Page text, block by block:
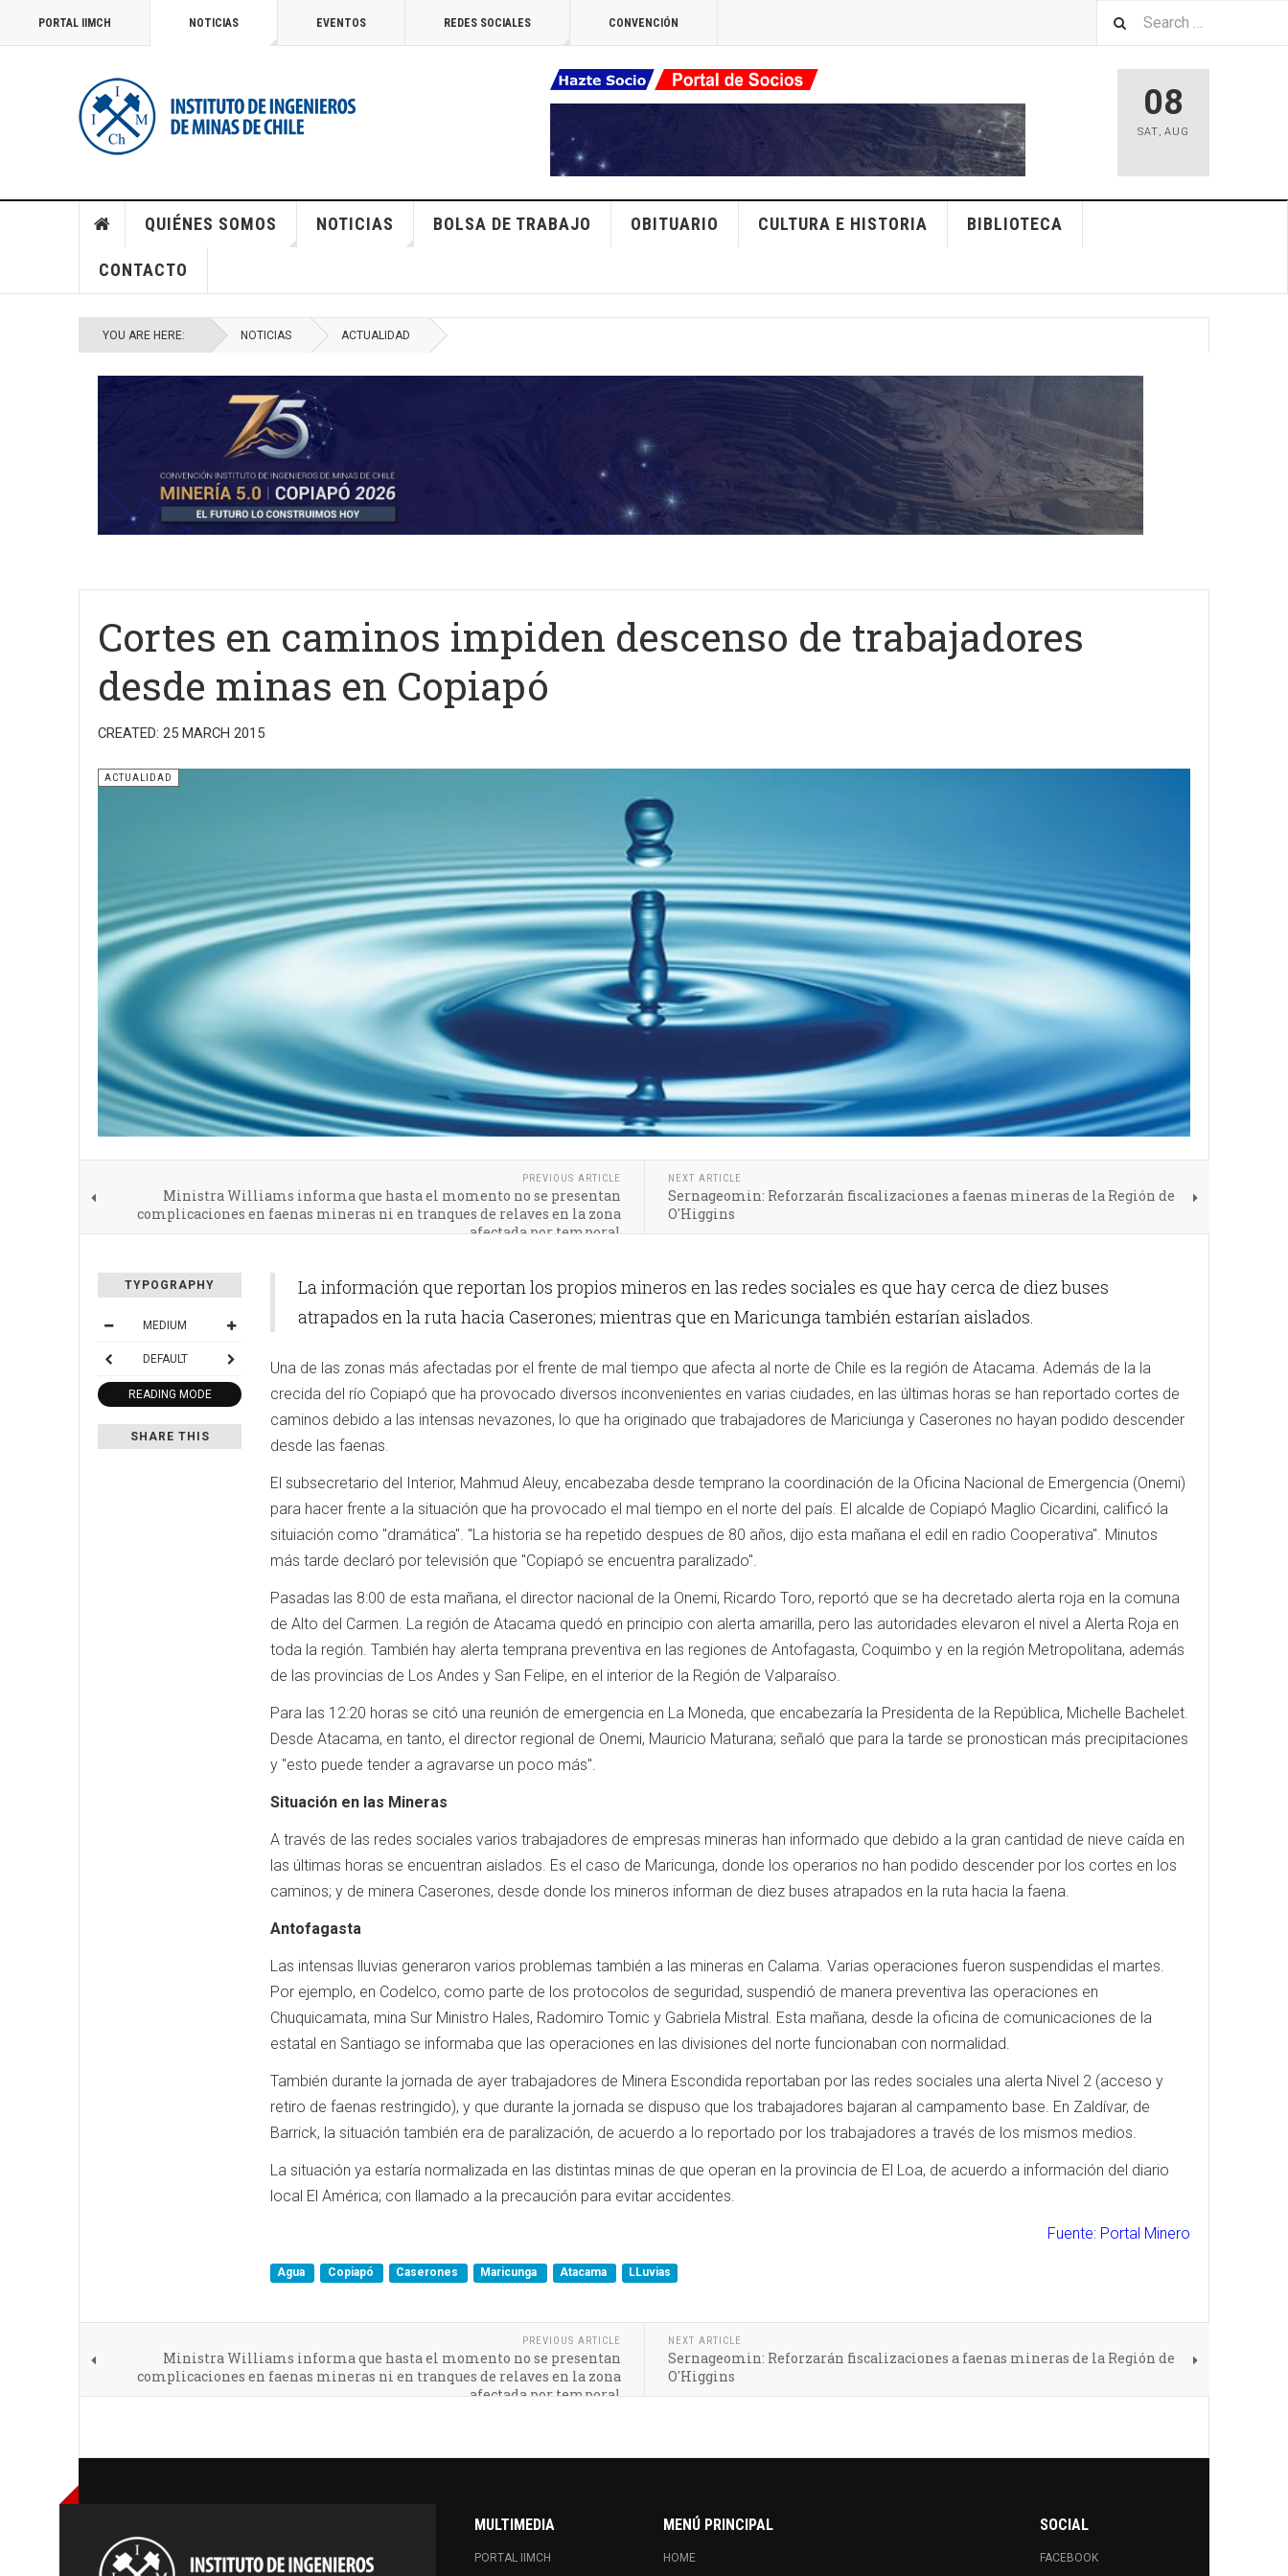
PORTAL IIMCH NOTICIAS EVENTOS REDES SOCIALES CONVENCIÓN
08
SAT, AUG
QUIÉNES SOMOS NOTICIAS BOLSA DE TRABAJO OBITUARIO CULTURA E HISTORIA BIBLIOTECA
CONTACTO
YOU ARE HERE: NOTICIAS ACTUALIDAD
Cortes en caminos impiden descenso de trabajadores
desde minas en Copiapó
CREATED: 25 MARCH 2015
ACTUALIDAD
PREVIOUS ARTICLE
Ministra Williams informa que hasta el momento no se presentan
complicaciones en faenas mineras ni en tranques de relaves en la zona
afectada por temporal
NEXT ARTICLE
Sernageomin: Reforzarán fiscalizaciones a faenas mineras de la Región de
O'Higgins
TYPOGRAPHY
MEDIUM
DEFAULT
READING MODE
SHARE THIS
La información que reportan los propios mineros en las redes sociales es que hay cerca de diez buses
atrapados en la ruta hacia Caserones; mientras que en Maricunga también estarían aislados.
Una de las zonas más afectadas por el frente de mal tiempo que afecta al norte de Chile es la región de Atacama. Además de la la
crecida del río Copiapó que ha provocado diversos inconvenientes en varias ciudades, en las últimas horas se han reportado cortes de
caminos debido a las intensas nevazones, lo que ha originado que trabajadores de Mariciunga y Caserones no hayan podido descender
desde las faenas.
El subsecretario del Interior, Mahmud Aleuy, encabezaba desde temprano la coordinación de la Oficina Nacional de Emergencia (Onemi)
para hacer frente a la situación que ha provocado el mal tiempo en el norte del país. El alcalde de Copiapó Maglio Cicardini, calificó la
situiación como "dramática". "La historia se ha repetido despues de 80 años, dijo esta mañana el edil en radio Cooperativa". Minutos
más tarde declaró por televisión que "Copiapó se encuentra paralizado".
Pasadas las 8:00 de esta mañana, el director nacional de la Onemi, Ricardo Toro, reportó que se ha decretado alerta roja en la comuna
de Alto del Carmen. La región de Atacama quedó en principio con alerta amarilla, pero las autoridades elevaron el nivel a Alerta Roja en
toda la región. También hay alerta temprana preventiva en las regiones de Antofagasta, Coquimbo y en la región Metropolitana, además
de las provincias de Los Andes y San Felipe, en el interior de la Región de Valparaíso.
Para las 12:20 horas se citó una reunión de emergencia en La Moneda, que encabezaría la Presidenta de la República, Michelle Bachelet.
Desde Atacama, en tanto, el director regional de Onemi, Mauricio Maturana; señaló que para la tarde se pronostican más precipitaciones
y "esto puede tender a agravarse un poco más".
Situación en las Mineras
A través de las redes sociales varios trabajadores de empresas mineras han informado que debido a la gran cantidad de nieve caída en
las últimas horas se encuentran aislados. Es el caso de Maricunga, donde los operarios no han podido descender por los cortes en los
caminos; y de minera Caserones, desde donde los mineros informan de diez buses atrapados en la ruta hacia la faena.
Antofagasta
Las intensas lluvias generaron varios problemas también a las mineras en Calama. Varias operaciones fueron suspendidas el martes.
Por ejemplo, en Codelco, como parte de los protocolos de seguridad, suspendió de manera preventiva las operaciones en
Chuquicamata, mina Sur Ministro Hales, Radomiro Tomic y Gabriela Mistral. Esta mañana, desde la oficina de comunicaciones de la
estatal en Santiago se informaba que las operaciones en las divisiones del norte funcionaban con normalidad.
También durante la jornada de ayer trabajadores de Minera Escondida reportaban por las redes sociales una alerta Nivel 2 (acceso y
retiro de faenas restringido), y que durante la jornada se dispuso que los trabajadores bajaran al campamento base. En Zaldívar, de
Barrick, la situación también era de paralización, de acuerdo a lo reportado por los trabajadores a través de los mismos medios.
La situación ya estaría normalizada en las distintas minas de que operan en la provincia de El Loa, de acuerdo a información del diario
local El América; con llamado a la precaución para evitar accidentes.
Fuente: Portal Minero
Agua Copiapó Caserones Maricunga Atacama LLuvias
PREVIOUS ARTICLE
Ministra Williams informa que hasta el momento no se presentan
complicaciones en faenas mineras ni en tranques de relaves en la zona
afectada por temporal
NEXT ARTICLE
Sernageomin: Reforzarán fiscalizaciones a faenas mineras de la Región de
O'Higgins
MULTIMEDIA
PORTAL IIMCH
MENÚ PRINCIPAL
HOME
SOCIAL
FACEBOOK